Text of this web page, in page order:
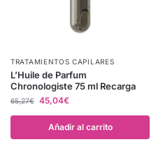
TRATAMIENTOS CAPILARES
L’Huile de Parfum
Chronologiste 75 ml Recarga
65,27€ 45,04€
Añadir al carrito